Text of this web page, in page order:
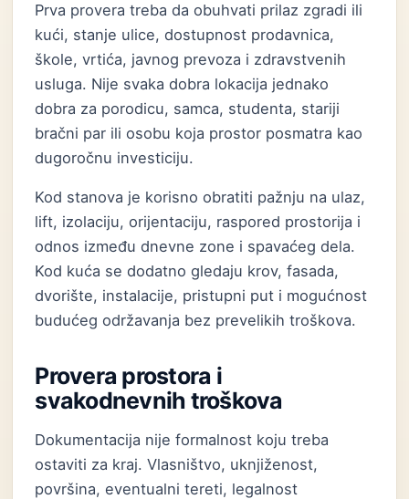
Prva provera treba da obuhvati prilaz zgradi ili
kući, stanje ulice, dostupnost prodavnica,
škole, vrtića, javnog prevoza i zdravstvenih
usluga. Nije svaka dobra lokacija jednako
dobra za porodicu, samca, studenta, stariji
bračni par ili osobu koja prostor posmatra kao
dugoročnu investiciju.
Kod stanova je korisno obratiti pažnju na ulaz,
lift, izolaciju, orijentaciju, raspored prostorija i
odnos između dnevne zone i spavaćeg dela.
Kod kuća se dodatno gledaju krov, fasada,
dvorište, instalacije, pristupni put i mogućnost
budućeg održavanja bez prevelikih troškova.
Provera prostora i
svakodnevnih troškova
Dokumentacija nije formalnost koju treba
ostaviti za kraj. Vlasništvo, uknjiženost,
površina, eventualni tereti, legalnost